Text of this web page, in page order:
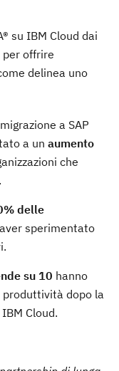
su IBM Cloud dai
offrire
delinea uno
a SAP
a un aumento
che
delle
sperimentato
su 10 hanno
dopo la
Cloud.